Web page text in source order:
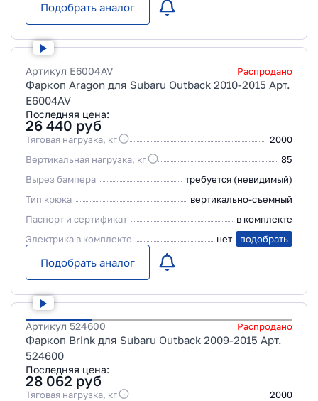
Подобрать аналог
Артикул E6004AV Распродано
Фаркоп Aragon для Subaru Outback 2010-2015 Арт.
E6004AV
Последняя цена:
26 440 руб
Тяговая нагрузка, кг
2000
Вертикальная нагрузка, кг
85
Вырез бампера
требуется (невидимый)
Тип крюка
вертикально-съемный
Паспорт и сертификат
в комплекте
Электрика в комплекте
нет подобрать
Подобрать аналог
Артикул 524600 Распродано
Фаркоп Brink для Subaru Outback 2009-2015 Арт.
524600
Последняя цена:
28 062 руб
Тяговая нагрузка, кг
2000